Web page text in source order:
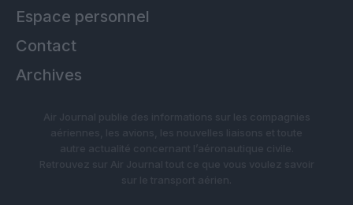
Espace personnel
Contact
Archives